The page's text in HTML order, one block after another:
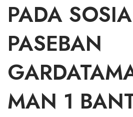
PADA
PASEBAN
MAN 1